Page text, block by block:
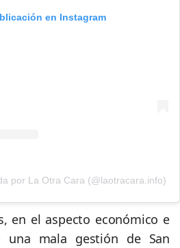
en Instagram
por La Otra Cara (@laotracara.info)
en el aspecto económico e
una mala gestión de San